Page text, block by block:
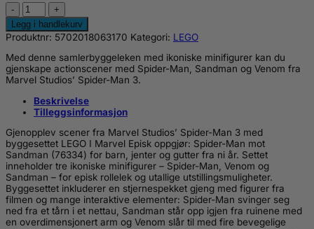
LEGO
Super
Heroes
Episk
oppgjør:
Spider-
Man
mot
Sandman
76334
antall
Legg i handlekurv
Produktnr: 5702018063170 Kategori: LEGO
Med denne samlerbyggeleken med ikoniske minifigurer kan du
gjenskape actionscener med Spider-Man, Sandman og Venom fra
Marvel Studios’ Spider-Man 3.
Beskrivelse
Tilleggsinformasjon
Gjenopplev scener fra Marvel Studios’ Spider-Man 3 med
byggesettet LEGO ǀ Marvel Episk oppgjør: Spider-Man mot
Sandman (76334) for barn, jenter og gutter fra ni år. Settet
inneholder tre ikoniske minifigurer – Spider-Man, Venom og
Sandman – for episk rollelek og utallige utstillingsmuligheter.
Byggesettet inkluderer en stjernespekket gjeng med figurer fra
filmen og mange interaktive elementer: Spider-Man svinger seg
ned fra et tårn i et nettau, Sandman står opp igjen fra ruinene med
en overdimensjonert arm og Venom slår til med fire bevegelige